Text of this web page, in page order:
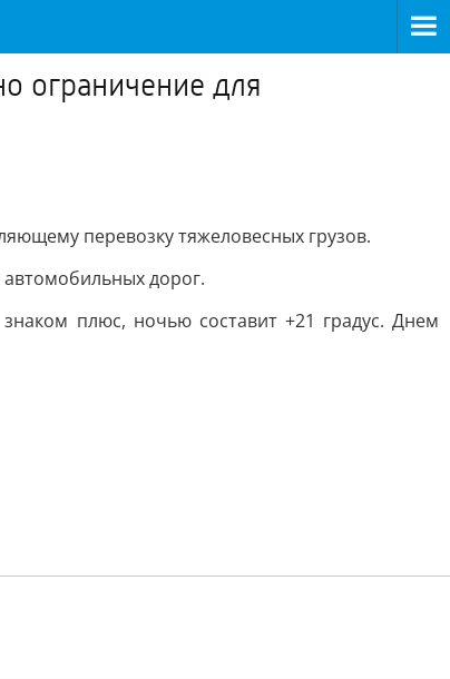
ограничение для
перевозку тяжеловесных грузов.
дорог.
плюс, ночью составит +21 градус. Днем